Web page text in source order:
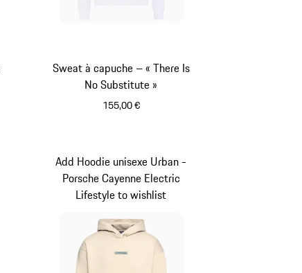
Sweat à capuche – « There Is
No Substitute »
155,00 €
Add Hoodie unisexe Urban -
Porsche Cayenne Electric
Lifestyle to wishlist